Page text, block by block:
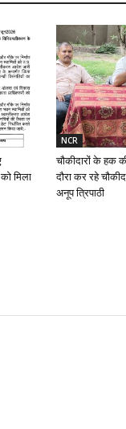
मिला
NCR
चौकीदारों के हक
दौरा कर रहे
अनूप त्रिपाठी